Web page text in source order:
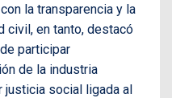
la transparencia y la
civil, en tanto, destacó
participar
de la industria
justicia social ligada al